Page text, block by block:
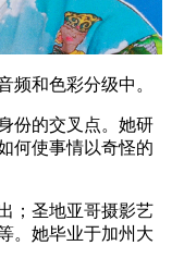
和色彩分级中。
份的交叉点。她研
何使事情以奇怪的
；圣地亚哥摄影艺
。她毕业于加州大